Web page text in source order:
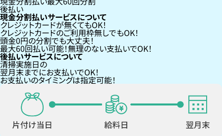
後払い
現金分割払いサービスについて
クレジットカードが無くてもOK！
クレジットカードのご利用枠無しでもOK！
頭金0円の分割でも大丈夫！
最大60回払い可能！無理のない支払いでOK！
後払いサービスについて
清掃実施日の
翌月末までにお支払いでOK！
お支払いのタイミングは指定可能！